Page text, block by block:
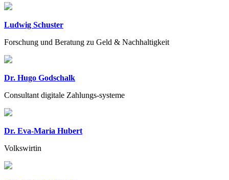
Ludwig Schuster
Forschung und Beratung zu Geld & Nachhaltigkeit
Dr. Hugo Godschalk
Consultant digitale Zahlungs-systeme
Dr. Eva-Maria Hubert
Volkswirtin